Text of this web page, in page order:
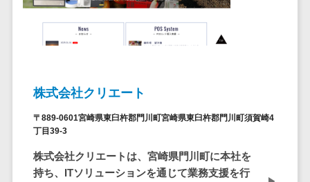
業務標準化ツール>
FAX配信システム>
帳票配信サービス>
BPMツール>
ワークフローシステム>
コールセンタ
ー代行サービス
通話録音・解
ト
FAQシステム
ション
オンラインス
株式会社クリエート
〒889-0601宮崎県東臼杵郡門川町宮崎県東臼杵郡門川町須賀崎4
丁目39-3
株式会社クリエートは、宮崎県門川町に本社を
持ち、ITソリューションを通じて業務支援を行